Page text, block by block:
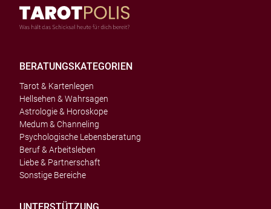
BERATUNGSKATEGORIEN
Tarot & Kartenlegen
Hellsehen & Wahrsagen
Astrologie & Horoskope
Medum & Channeling
Psychologische Lebensberatung
Beruf & Arbeitsleben
Liebe & Partnerschaft
Sonstige Bereiche